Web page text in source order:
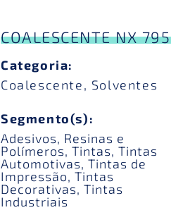
COALESCENTE NX 795
Categoria:
Coalescente, Solventes
Segmento(s):
Adesivos, Resinas e
Polímeros, Tintas, Tintas
Automotivas, Tintas de
Impressão, Tintas
Decorativas, Tintas
Industriais